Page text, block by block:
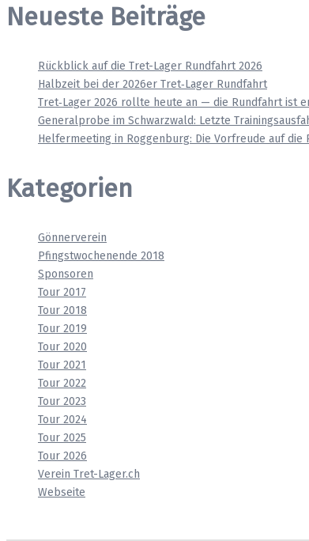
Neueste Beiträge
Rückblick auf die Tret-Lager Rundfahrt 2026
Halbzeit bei der 2026er Tret‑Lager Rundfahrt
Tret‑Lager 2026 rollte heute an — die Rundfahrt ist
Generalprobe im Schwarzwald: Letzte
Helfermeeting in Roggenburg: Die Vorfreude auf die
Kategorien
Gönnerverein
Pfingstwochenende 2018
Sponsoren
Tour 2017
Tour 2018
Tour 2019
Tour 2020
Tour 2021
Tour 2022
Tour 2023
Tour 2024
Tour 2025
Tour 2026
Verein Tret-Lager.ch
Webseite